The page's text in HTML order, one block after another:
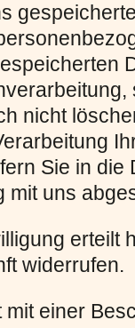
nicht
Sie in
mit uns
erteilt
widerrufen.
einer